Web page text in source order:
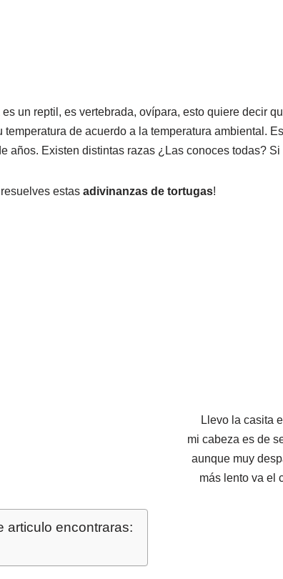
es un reptil, es vertebrada, ovípara, esto quiere decir
temperatura de acuerdo a la temperatura ambiental.
años. Existen distintas razas ¿Las conoces todas?
resuelves estas adivinanzas de tortugas!
Llevo la casita
mi cabeza es de
aunque muy
más lento va el
articulo encontraras: